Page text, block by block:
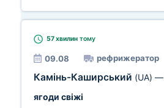
57 хвилин тому
09.08 рефрижератор
Камінь-Каширський (UA) —
ягоди свіжі